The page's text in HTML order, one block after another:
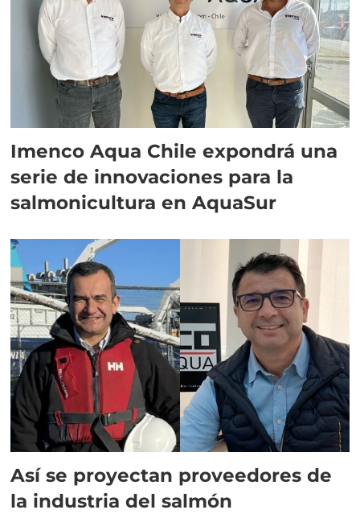
Imenco Aqua Chile expondrá una
serie de innovaciones para la
salmonicultura en AquaSur
Así se proyectan proveedores de
la industria del salmón